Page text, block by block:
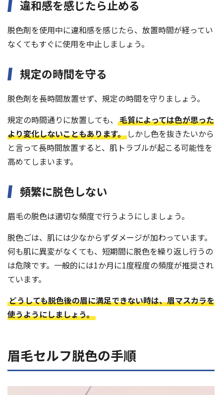
違和感を感じたら止める
脱色剤を使用中に違和感を感じたら、放置時間が経ってい
なくてもすぐに使用を中止しましょう。
規定の時間を守る
脱色剤を長時間放置せず、規定の時間を守りましょう。
規定の時間通りに放置しても、 毛質によっては色が思った
より変化しないこともあります。 しかし色を抜きたいから
と言って長時間放置すると、肌トラブルが起こる可能性を
高めてしまいます。
頻繁に脱色しない
眉毛の脱色は適切な頻度で行うようにしましょう。
脱色ごは、肌には少なからずダメージが加わっています。
何も肌に異変がなくても、短期間に脱色を繰り返し行うの
は危険です。一般的には1か月に1度程度の頻度が推奨され
ています。
どうしても脱色後の眉に満足できない時は、眉マスカラを
使うようにしましょう。
眉毛セルフ脱色の手順